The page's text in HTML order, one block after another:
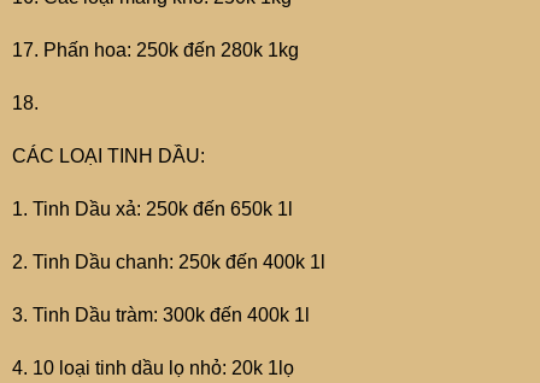
17. Phấn hoa: 250k đến 280k 1kg
18.
CÁC LOẠI TINH DẦU:
1. Tinh Dầu xả: 250k đến 650k 1l
2. Tinh Dầu chanh: 250k đến 400k 1l
3. Tinh Dầu tràm: 300k đến 400k 1l
4. 10 loại tinh dầu lọ nhỏ: 20k 1lọ